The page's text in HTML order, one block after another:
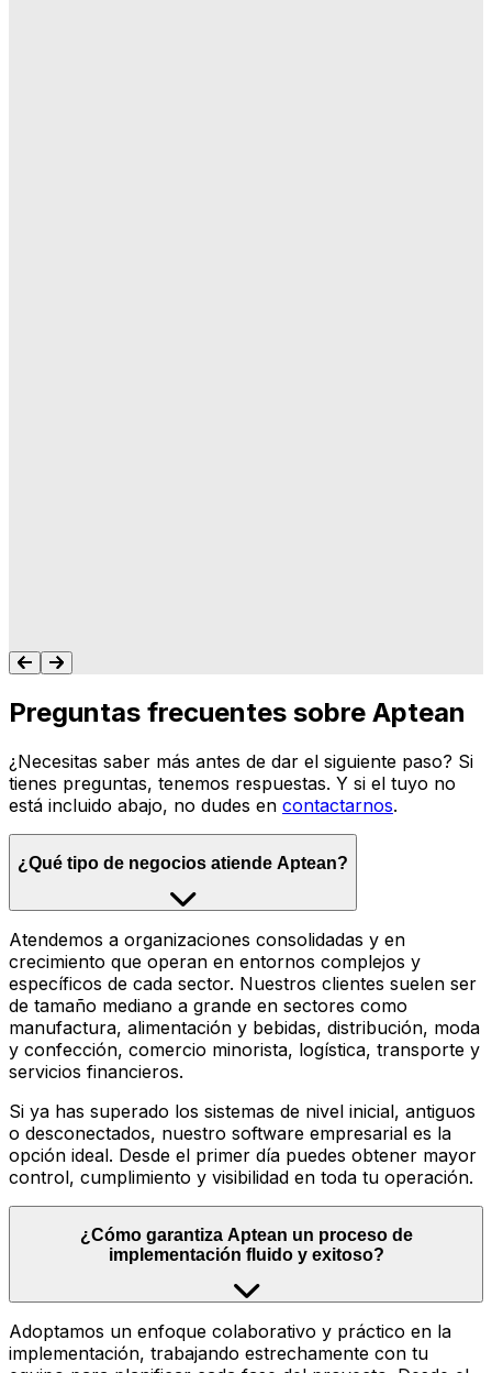
Preguntas frecuentes sobre Aptean
¿Necesitas saber más antes de dar el siguiente paso? Si
tienes preguntas, tenemos respuestas. Y si el tuyo no
está incluido abajo, no dudes en contactarnos.
¿Qué tipo de negocios atiende Aptean?
Atendemos a organizaciones consolidadas y en
crecimiento que operan en entornos complejos y
específicos de cada sector. Nuestros clientes suelen ser
de tamaño mediano a grande en sectores como
manufactura, alimentación y bebidas, distribución, moda
y confección, comercio minorista, logística, transporte y
servicios financieros.
Si ya has superado los sistemas de nivel inicial, antiguos
o desconectados, nuestro software empresarial es la
opción ideal. Desde el primer día puedes obtener mayor
control, cumplimiento y visibilidad en toda tu operación.
¿Cómo garantiza Aptean un proceso de
implementación fluido y exitoso?
Adoptamos un enfoque colaborativo y práctico en la
implementación, trabajando estrechamente con tu